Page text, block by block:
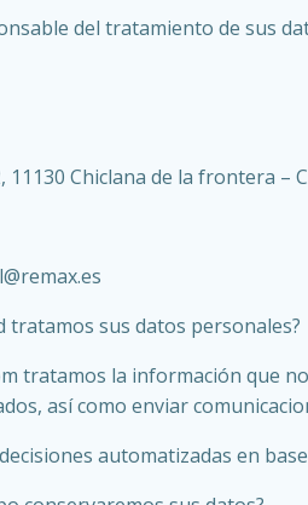
del tratamiento de sus
11130 Chiclana de la frontera –
tratamos sus datos personales?
tratamos la información que
así como enviar
automatizadas en